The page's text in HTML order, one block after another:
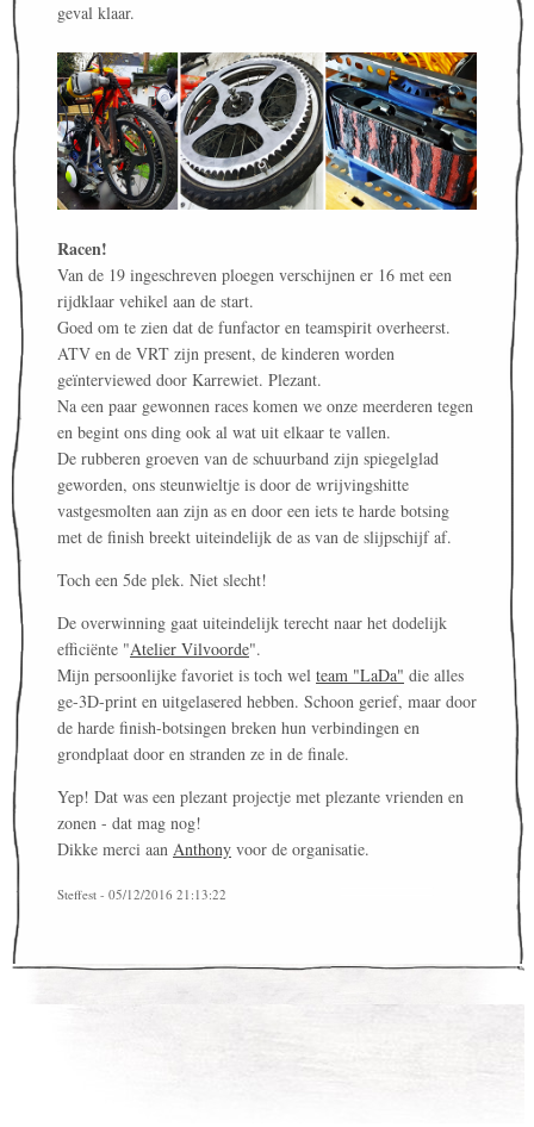
geval klaar.
Racen!
Van de 19 ingeschreven ploegen verschijnen er 16 met een
rijdklaar vehikel aan de start.
Goed om te zien dat de funfactor en teamspirit overheerst.
ATV en de VRT zijn present, de kinderen worden
geïnterviewed door Karrewiet. Plezant.
Na een paar gewonnen races komen we onze meerderen tegen
en begint ons ding ook al wat uit elkaar te vallen.
De rubberen groeven van de schuurband zijn spiegelglad
geworden, ons steunwieltje is door de wrijvingshitte
vastgesmolten aan zijn as en door een iets te harde botsing
met de finish breekt uiteindelijk de as van de slijpschijf af.
Toch een 5de plek. Niet slecht!
De overwinning gaat uiteindelijk terecht naar het dodelijk
efficiënte "Atelier Vilvoorde".
Mijn persoonlijke favoriet is toch wel team "LaDa" die alles
ge-3D-print en uitgelasered hebben. Schoon gerief, maar door
de harde finish-botsingen breken hun verbindingen en
grondplaat door en stranden ze in de finale.
Yep! Dat was een plezant projectje met plezante vrienden en
zonen - dat mag nog!
Dikke merci aan Anthony voor de organisatie.
Steffest - 05/12/2016 21:13:22